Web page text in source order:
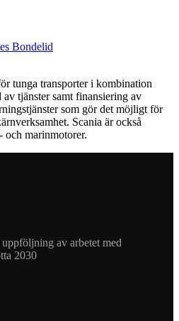
Bondelid
tunga transporter i kombination
tjänster samt finansiering av
som gör det möjligt för
Scania är också
och marinmotorer.
av arbetet med
2030